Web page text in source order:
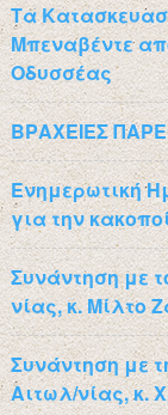
Τα
Μπεναβέντε
Οδυσσέας
ΒΡΑΧΕΙΕΣ
Ενημερωτική
για την
Συνάντηση με
νίας, κ. Μίλτο
Συνάντηση με
Αιτωλ/νίας, κ.